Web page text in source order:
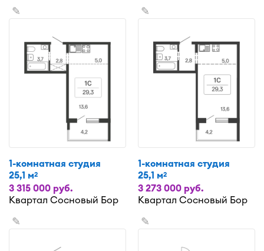
✎
1-комнатная студия
25,1 м2
3 315 000 руб.
Квартал Сосновый Бор
✎
1-комнатная студия
25,1 м2
3 273 000 руб.
Квартал Сосновый Бор
✎ ✎